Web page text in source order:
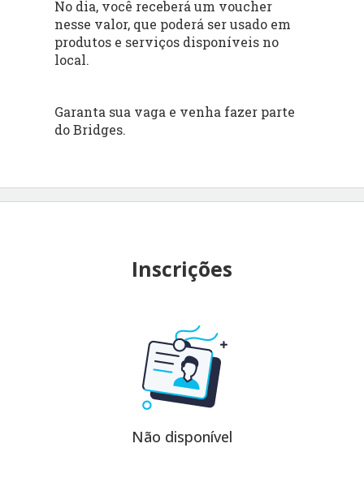
No dia, você receberá um voucher
nesse valor, que poderá ser usado em
produtos e serviços disponíveis no
local.
Garanta sua vaga e venha fazer parte
do Bridges.
Inscrições
Não disponível